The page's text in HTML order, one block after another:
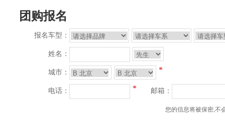
团购报名
报名车型：
姓名：
城市： *
电话： * 邮箱：
您的信息将被保密,不